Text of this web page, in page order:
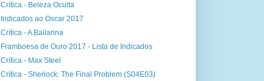
Crítica - Beleza Oculta
Indicados ao Oscar 2017
Crítica - A Bailarina
Framboesa de Ouro 2017 - Lista de Indicados
Crítica - Max Steel
Crítica - Sherlock: The Final Problem (S04E03)